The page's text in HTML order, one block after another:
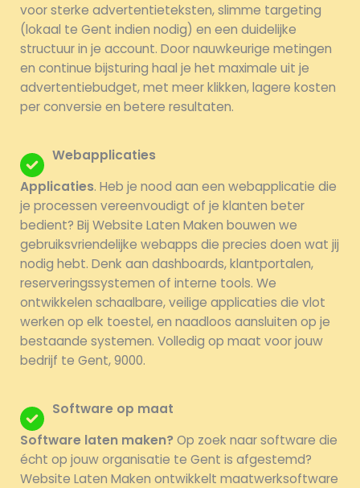
voor sterke advertentieteksten, slimme targeting
(lokaal te Gent indien nodig) en een duidelijke
structuur in je account. Door nauwkeurige metingen
en continue bijsturing haal je het maximale uit je
advertentiebudget, met meer klikken, lagere kosten
per conversie en betere resultaten.
Webapplicaties
Applicaties. Heb je nood aan een webapplicatie die
je processen vereenvoudigt of je klanten beter
bedient? Bij Website Laten Maken bouwen we
gebruiksvriendelijke webapps die precies doen wat jij
nodig hebt. Denk aan dashboards, klantportalen,
reserveringssystemen of interne tools. We
ontwikkelen schaalbare, veilige applicaties die vlot
werken op elk toestel, en naadloos aansluiten op je
bestaande systemen. Volledig op maat voor jouw
bedrijf te Gent, 9000.
Software op maat
Software laten maken? Op zoek naar software die
écht op jouw organisatie te Gent is afgestemd?
Website Laten Maken ontwikkelt maatwerksoftware